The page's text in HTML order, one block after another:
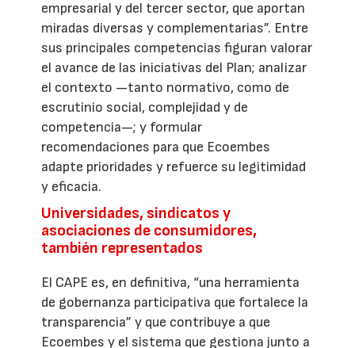
empresarial y del tercer sector, que aportan
miradas diversas y complementarias”. Entre
sus principales competencias figuran valorar
el avance de las iniciativas del Plan; analizar
el contexto —tanto normativo, como de
escrutinio social, complejidad y de
competencia—; y formular
recomendaciones para que Ecoembes
adapte prioridades y refuerce su legitimidad
y eficacia.
Universidades, sindicatos y
asociaciones de consumidores,
también representados
El CAPE es, en definitiva, “una herramienta
de gobernanza participativa que fortalece la
transparencia” y que contribuye a que
Ecoembes y el sistema que gestiona junto a